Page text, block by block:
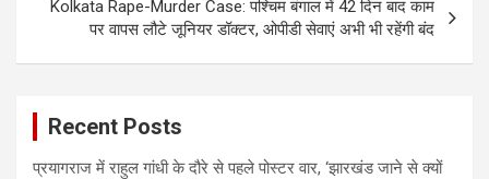
Kolkata Rape-Murder Case: पश्चिम बंगाल में 42 दिन बाद काम
पर वापस लौटे जूनियर डॉक्टर, ओपीडी सेवाएं अभी भी रहेंगी बंद
Recent Posts
प्रयागराज में राहुल गांधी के दौरे से पहले पोस्टर वार, ‘झारखंड जाने से क्यों